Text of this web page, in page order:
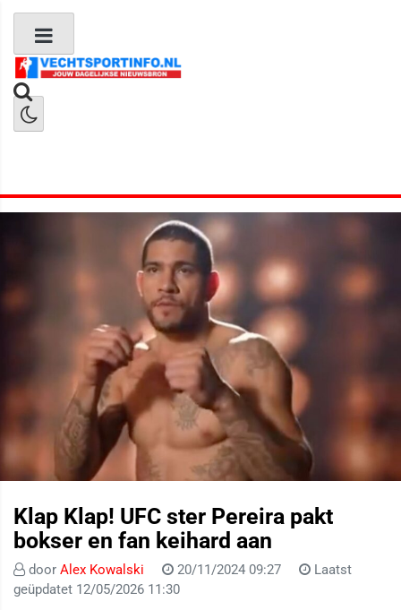
Klap Klap! UFC ster Pereira pakt
bokser en fan keihard aan
door Alex Kowalski 20/11/2024 09:27
Laatst
geüpdatet 12/05/2026 11:30